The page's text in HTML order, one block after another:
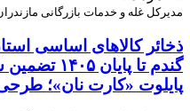
مدیرکل غله و خدمات بازرگانی
ذخائر کالاهای اساسی
گندم تا
پایلوت «کارت نان»؛ طرحی